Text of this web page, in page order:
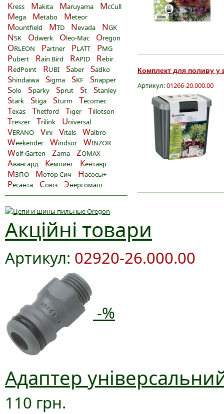
Kress Makita Maruyama McCull
Mega Metabo Meteor
Mountfield MTD Nevada NGK
NSK Odwerk Oleo-Mac Oregon
ORLEON Partner PLATT PMG
Pubert Rain Bird RAPID Rebir
RedPoint RUBI Saber Sadko
Shindaiwa Sigma SKF Snapper
Solo Sparky Sprut St Stanley
Stark Stiga Sturm Tecomec
Texas Thetford Tiger Tillotson
Treszer Trilink Universal
VERANO Vini Vitals Walbro
Weekender Windsor WINZOR
Wolf-Garten Zama ZOMAX
Авангард Кемпинг Кентавр
МЗПО Мотор Сич Насосы+
Ресанта Союз Энергомаш
Комплект для поливу у
Артикул:01266-20.000.00
Акційні товари
Артикул: 02920-26.000.00
-%
Адаптер
110 грн.